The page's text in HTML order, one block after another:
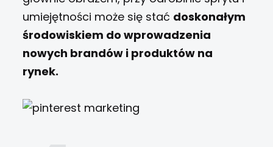
umiejętności może się stać doskonałym
środowiskiem do wprowadzenia
nowych brandów i produktów na
rynek.